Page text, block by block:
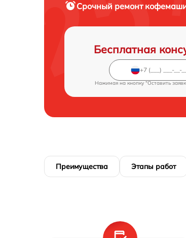
Срочный ремонт
Бесплатная
Нажимая на кнопку "Оставить
Преимущества Этапы работ